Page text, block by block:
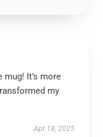
mug! It’s more
my
Apr 18, 2025